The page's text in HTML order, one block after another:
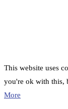
This website uses
you're ok with this,
More